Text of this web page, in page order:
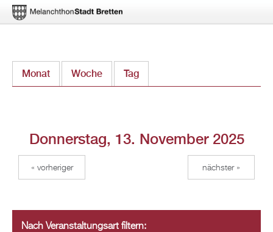
zum
Monat Woche Tag
Donnerstag, 13. November 2025
« vorheriger nächster »
Nach Veranstaltungsart filtern: